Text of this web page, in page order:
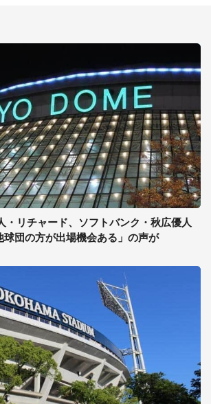
・リチャード、ソフトバンク・秋広優人
球団の方が出場機会ある」の声が